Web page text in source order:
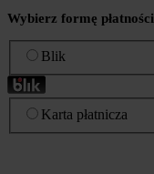
Wybierz formę płatności
Blik
Karta płatnicza